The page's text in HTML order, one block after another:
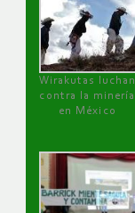
Wirakutas luchan
contra la minería
en México